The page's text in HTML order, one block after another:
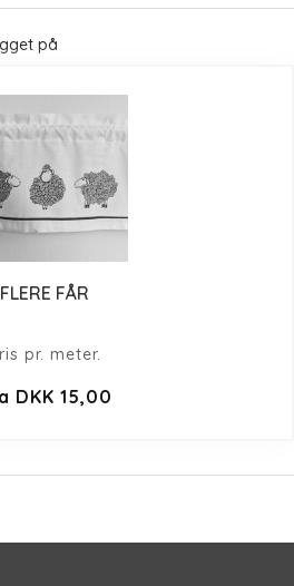
på
FLERE FÅR
pr. meter.
DKK 15,00